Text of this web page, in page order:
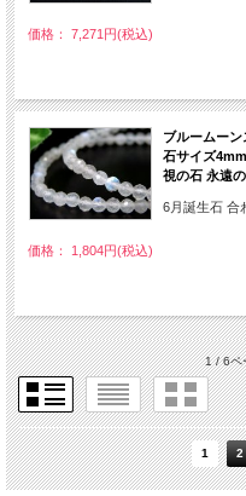
価格： 7,271円(税込)
ブルームー
石サイズ
視の石 永遠
6月誕生石 合
価格： 1,804円(税込)
1 / 6ペ
1 2